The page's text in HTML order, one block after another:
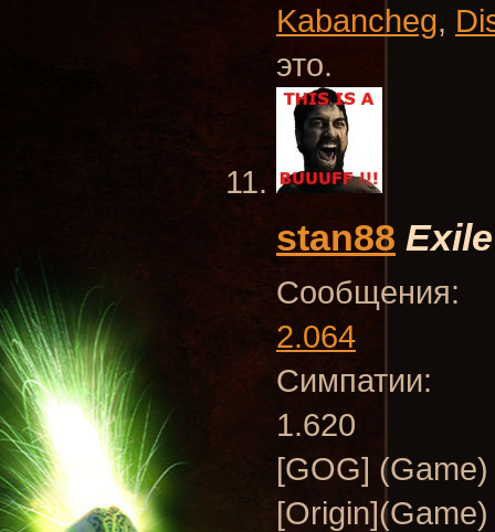
Kabancheg,
это.
stan88 Exile
Сообщения:
2.064
Симпатии:
1.620
[GOG]